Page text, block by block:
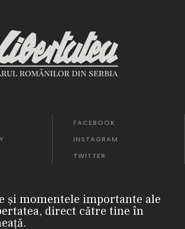
FACEBOOK
INSTAGRAM
TWITTER
și momentele importante ale
direct către tine în